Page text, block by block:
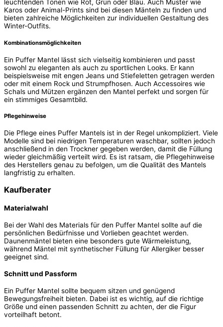
leuchtenden Tönen wie Rot, Grün oder Blau. Auch Muster wie
Karos oder Animal-Prints sind bei diesen Mänteln zu finden und
bieten zahlreiche Möglichkeiten zur individuellen Gestaltung des
Winter-Outfits.
Kombinationsmöglichkeiten
Ein Puffer Mantel lässt sich vielseitig kombinieren und passt
sowohl zu eleganten als auch zu sportlichen Looks. Er kann
beispielsweise mit engen Jeans und Stiefeletten getragen werden
oder mit einem Rock und Strumpfhosen. Auch Accessoires wie
Schals und Mützen ergänzen den Mantel perfekt und sorgen für
ein stimmiges Gesamtbild.
Pflegehinweise
Die Pflege eines Puffer Mantels ist in der Regel unkompliziert. Viele
Modelle sind bei niedrigen Temperaturen waschbar, sollten jedoch
anschließend in den Trockner gegeben werden, damit die Füllung
wieder gleichmäßig verteilt wird. Es ist ratsam, die Pflegehinweise
des Herstellers genau zu befolgen, um die Qualität des Mantels
langfristig zu erhalten.
Kaufberater
Materialwahl
Bei der Wahl des Materials für den Puffer Mantel sollte auf die
persönlichen Bedürfnisse und Vorlieben geachtet werden.
Daunenmäntel bieten eine besonders gute Wärmeleistung,
während Mäntel mit synthetischer Füllung für Allergiker besser
geeignet sind.
Schnitt und Passform
Ein Puffer Mantel sollte bequem sitzen und genügend
Bewegungsfreiheit bieten. Dabei ist es wichtig, auf die richtige
Größe und einen passenden Schnitt zu achten, der die Figur
vorteilhaft betont.